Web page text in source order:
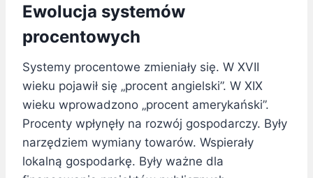
Ewolucja systemów
procentowych
Systemy procentowe zmieniały się. W XVII
wieku pojawił się „procent angielski”. W XIX
wieku wprowadzono „procent amerykański”.
Procenty wpłynęły na rozwój gospodarczy. Były
narzędziem wymiany towarów. Wspierały
lokalną gospodarkę. Były ważne dla